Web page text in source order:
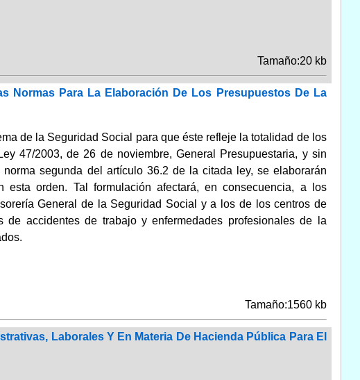
Tamaño:20 kb
Normas Para La Elaboración De Los Presupuestos De La
de la Seguridad Social para que éste refleje la totalidad de los
47/2003, de 26 de noviembre, General Presupuestaria, y sin
segunda del artículo 36.2 de la citada ley, se elaborarán
orden. Tal formulación afectará, en consecuencia, a los
General de la Seguridad Social y a los de los centros de
accidentes de trabajo y enfermedades profesionales de la
Tamaño:1560 kb
Laborales Y En Materia De Hacienda Pública Para El